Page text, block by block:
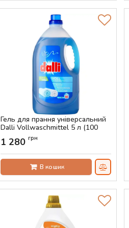
Гель для прання універсальний
Dalli Vollwaschmittel 5 л (100
Артикул:
1 280 грн
В кошик